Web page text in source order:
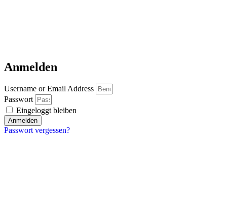
Anmelden
Username or Email Address
Passwort
Eingeloggt bleiben
Anmelden
Passwort vergessen?